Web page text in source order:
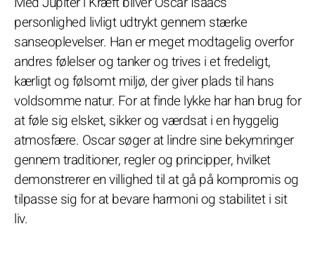
personlighed livligt udtrykt gennem stærke
sanseoplevelser. Han er meget modtagelig overfor
andres følelser og tanker og trives i et fredeligt,
kærligt og følsomt miljø, der giver plads til hans
voldsomme natur. For at finde lykke har han brug for
at føle sig elsket, sikker og værdsat i en hyggelig
atmosfære. Oscar søger at lindre sine bekymringer
gennem traditioner, regler og principper, hvilket
demonstrerer en villighed til at gå på kompromis og
tilpasse sig for at bevare harmoni og stabilitet i sit
liv.